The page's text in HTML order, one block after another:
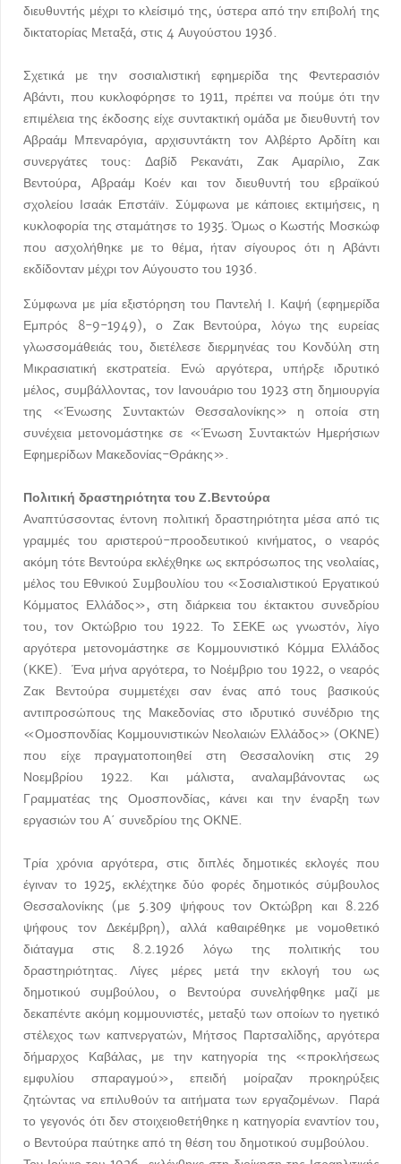
διευθυντής μέχρι το κλείσιμό της, ύστερα από την επιβολή της
δικτατορίας Μεταξά, στις 4 Αυγούστου 1936.
Σχετικά με την σοσιαλιστική εφημερίδα της Φεντερασιόν
Αβάντι, που κυκλοφόρησε το 1911, πρέπει να πούμε ότι την
επιμέλεια της έκδοσης είχε συντακτική ομάδα με διευθυντή τον
Αβραάμ Μπεναρόγια, αρχισυντάκτη τον Αλβέρτο Αρδίτη και
συνεργάτες τους: Δαβίδ Ρεκανάτι, Ζακ Αμαρίλιο, Ζακ
Βεντούρα, Αβραάμ Κοέν και τον διευθυντή του εβραϊκού
σχολείου Ισαάκ Επστάϊν. Σύμφωνα με κάποιες εκτιμήσεις, η
κυκλοφορία της σταμάτησε το 1935. Όμως ο Κωστής Μοσκώφ
που ασχολήθηκε με το θέμα, ήταν σίγουρος ότι η Αβάντι
εκδίδονταν μέχρι τον Αύγουστο του 1936.
Σύμφωνα με μία εξιστόρηση του Παντελή Ι. Καψή (εφημερίδα
Εμπρός 8-9-1949), ο Ζακ Βεντούρα, λόγω της ευρείας
γλωσσομάθειάς του, διετέλεσε διερμηνέας του Κονδύλη στη
Μικρασιατική εκστρατεία. Ενώ αργότερα, υπήρξε ιδρυτικό
μέλος, συμβάλλοντας, τον Ιανουάριο του 1923 στη δημιουργία
της «Ένωσης Συντακτών Θεσσαλονίκης» η οποία στη
συνέχεια μετονομάστηκε σε «Ένωση Συντακτών Ημερήσιων
Εφημερίδων Μακεδονίας-Θράκης».
Πολιτική δραστηριότητα του Ζ.Βεντούρα
Αναπτύσσοντας έντονη πολιτική δραστηριότητα μέσα από τις
γραμμές του αριστερού-προοδευτικού κινήματος, ο νεαρός
ακόμη τότε Βεντούρα εκλέχθηκε ως εκπρόσωπος της νεολαίας,
μέλος του Εθνικού Συμβουλίου του «Σοσιαλιστικού Εργατικού
Κόμματος Ελλάδος», στη διάρκεια του έκτακτου συνεδρίου
του, τον Οκτώβριο του 1922. Το ΣΕΚΕ ως γνωστόν, λίγο
αργότερα μετονομάστηκε σε Κομμουνιστικό Κόμμα Ελλάδος
(ΚΚΕ). Ένα μήνα αργότερα, το Νοέμβριο του 1922, ο νεαρός
Ζακ Βεντούρα συμμετέχει σαν ένας από τους βασικούς
αντιπροσώπους της Μακεδονίας στο ιδρυτικό συνέδριο της
«Ομοσπονδίας Κομμουνιστικών Νεολαιών Ελλάδος» (ΟΚΝΕ)
που είχε πραγματοποιηθεί στη Θεσσαλονίκη στις 29
Νοεμβρίου 1922. Και μάλιστα, αναλαμβάνοντας ως
Γραμματέας της Ομοσπονδίας, κάνει και την έναρξη των
εργασιών του Α΄ συνεδρίου της ΟΚΝΕ.
Τρία χρόνια αργότερα, στις διπλές δημοτικές εκλογές που
έγιναν το 1925, εκλέχτηκε δύο φορές δημοτικός σύμβουλος
Θεσσαλονίκης (με 5.309 ψήφους τον Οκτώβρη και 8.226
ψήφους τον Δεκέμβρη), αλλά καθαιρέθηκε με νομοθετικό
διάταγμα στις 8.2.1926 λόγω της πολιτικής του
δραστηριότητας. Λίγες μέρες μετά την εκλογή του ως
δημοτικού συμβούλου, ο Βεντούρα συνελήφθηκε μαζί με
δεκαπέντε ακόμη κομμουνιστές, μεταξύ των οποίων το ηγετικό
στέλεχος των καπνεργατών, Μήτσος Παρτσαλίδης, αργότερα
δήμαρχος Καβάλας, με την κατηγορία της «προκλήσεως
εμφυλίου σπαραγμού», επειδή μοίραζαν προκηρύξεις
ζητώντας να επιλυθούν τα αιτήματα των εργαζομένων. Παρά
το γεγονός ότι δεν στοιχειοθετήθηκε η κατηγορία εναντίον του,
ο Βεντούρα παύτηκε από τη θέση του δημοτικού συμβούλου.